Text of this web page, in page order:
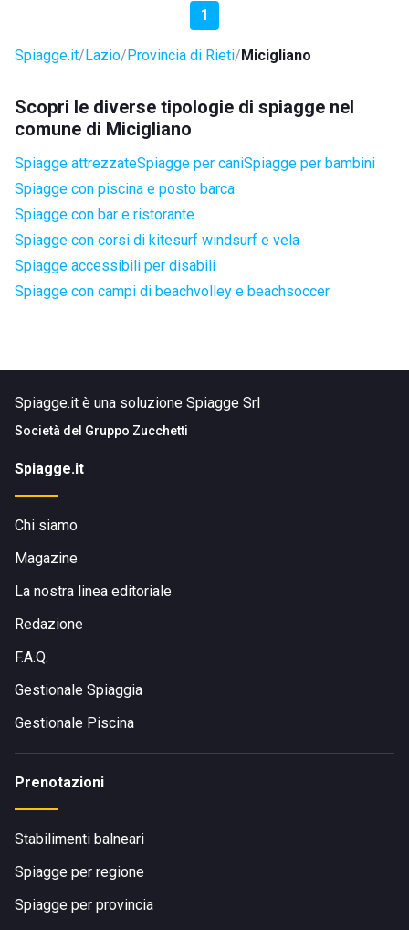
1
Spiagge.it Lazio Provincia di Rieti Micigliano
Scopri le diverse tipologie di spiagge nel
comune di Micigliano
Spiagge attrezzateSpiagge per caniSpiagge per bambini
Spiagge con piscina e posto barca
Spiagge con bar e ristorante
Spiagge con corsi di kitesurf windsurf e vela
Spiagge accessibili per disabili
Spiagge con campi di beachvolley e beachsoccer
Spiagge.it è una soluzione Spiagge Srl
Società del Gruppo Zucchetti
Spiagge.it
Chi siamo
Magazine
La nostra linea editoriale
Redazione
F.A.Q.
Gestionale Spiaggia
Gestionale Piscina
Prenotazioni
Stabilimenti balneari
Spiagge per regione
Spiagge per provincia